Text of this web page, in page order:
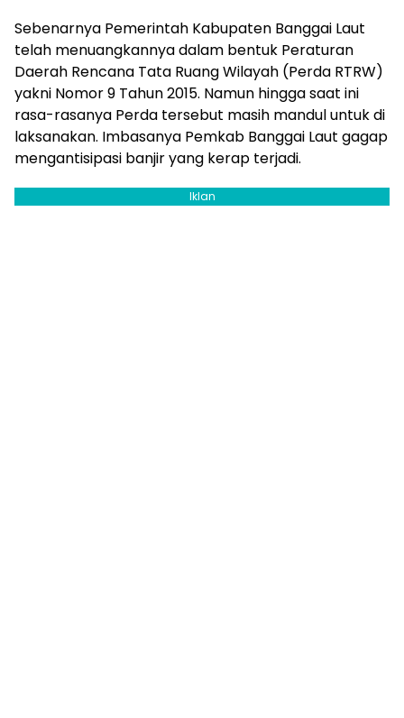
Sebenarnya Pemerintah Kabupaten Banggai Laut
telah menuangkannya dalam bentuk Peraturan
Daerah Rencana Tata Ruang Wilayah (Perda RTRW)
yakni Nomor 9 Tahun 2015. Namun hingga saat ini
rasa-rasanya Perda tersebut masih mandul untuk di
laksanakan. Imbasanya Pemkab Banggai Laut gagap
mengantisipasi banjir yang kerap terjadi.
Iklan